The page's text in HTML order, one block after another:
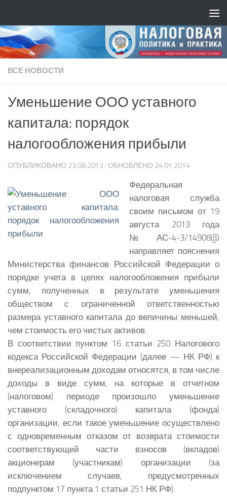
ВСЕ НОВОСТИ
Уменьшение ООО уставного
капитала: порядок
налогообложения прибыли
ОПУБЛИКОВАНО 23.08.2013 · ОБНОВЛЕНО 24.01.2014
Федеральная
налоговая служба
своим письмом от 19
августа 2013 года
№АС-4-3/14908@
направляет пояснения
Министерства финансов Российской Федерации о
порядке учета в целях налогообложения прибыли
сумм, полученных в результате уменьшения
обществом с ограниченной ответственностью
размера уставного капитала до величины меньшей,
чем стоимость его чистых активов.
В соответствии пунктом 16 статьи 250 Налогового
кодекса Российской Федерации (далее — НК РФ) к
внереализационным доходам относятся, в том числе
доходы в виде сумм, на которые в отчетном
(налоговом) периоде произошло уменьшение
уставного (складочного) капитала (фонда)
организации, если такое уменьшение осуществлено
с одновременным отказом от возврата стоимости
соответствующей части взносов (вкладов)
акционерам (участникам) организации (за
исключением случаев, предусмотренных
подпунктом 17 пункта 1 статьи 251 НК РФ).